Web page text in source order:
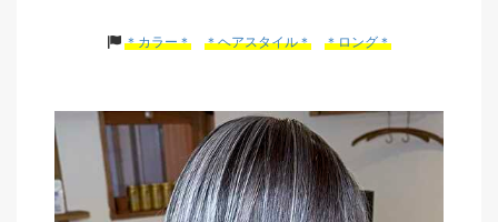
＊カラー＊ ＊ヘアスタイル＊ ＊ロング＊